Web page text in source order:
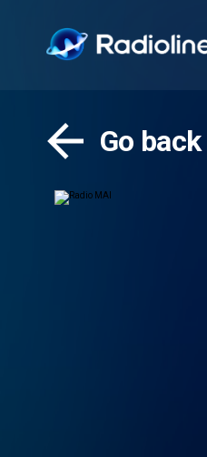
Go back